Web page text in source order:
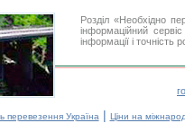
Розділ «Необхідно
інформаційний
інформації і
перевезення Україна | Ціни на